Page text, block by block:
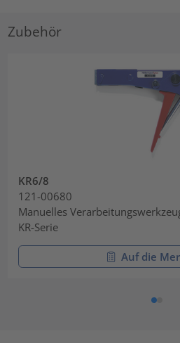
Zubehör
KR6/8
121-00680
Manuelles
KR-Serie
Auf die